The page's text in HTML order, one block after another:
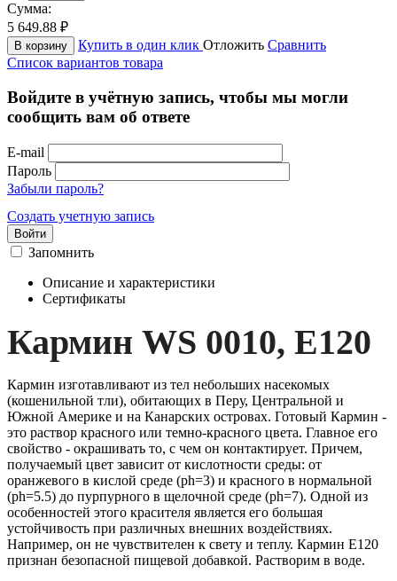
Сумма:
5 649.88 ₽
В корзину Купить в один клик Отложить Сравнить
Список вариантов товара
Войдите в учётную запись, чтобы мы могли
сообщить вам об ответе
E-mail
Пароль
Забыли пароль?
Создать учетную запись
Войти
Запомнить
Описание и характеристики
Сертификаты
Кармин WS 0010, Е120
Кармин изготавливают из тел небольших насекомых
(кошенильной тли), обитающих в Перу, Центральной и
Южной Америке и на Канарских островах. Готовый Кармин -
это раствор красного или темно-красного цвета. Главное его
свойство - окрашивать то, с чем он контактирует. Причем,
получаемый цвет зависит от кислотности среды: от
оранжевого в кислой среде (ph=3) и красного в нормальной
(ph=5.5) до пурпурного в щелочной среде (ph=7). Одной из
особенностей этого красителя является его большая
устойчивость при различных внешних воздействиях.
Например, он не чувствителен к свету и теплу. Кармин Е120
признан безопасной пищевой добавкой. Растворим в воде.